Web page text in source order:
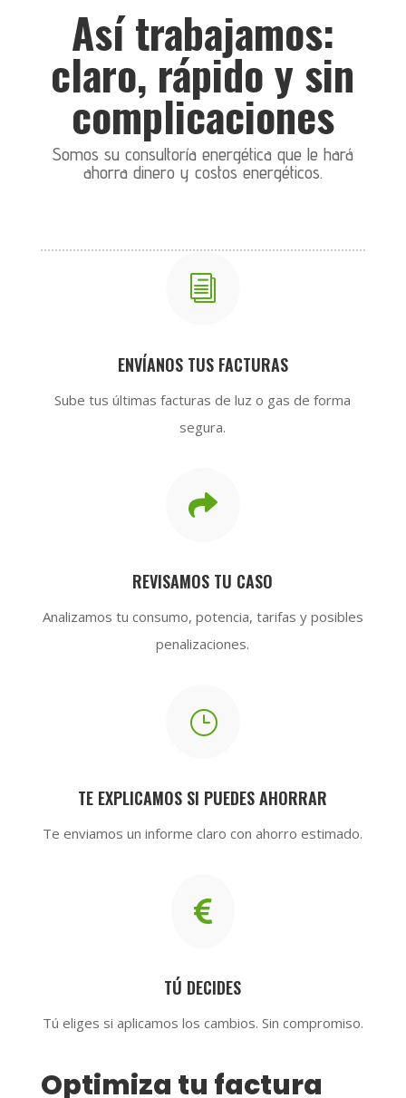
Así trabajamos:
claro, rápido y sin
complicaciones
Somos su consultoría energética que le hará
ahorra dinero y costos energéticos.
i
ENVÍANOS TUS FACTURAS
Sube tus últimas facturas de luz o gas de forma
segura.

REVISAMOS TU CASO
Analizamos tu consumo, potencia, tarifas y posibles
penalizaciones.
}
TE EXPLICAMOS SI PUEDES AHORRAR
Te enviamos un informe claro con ahorro estimado.

TÚ DECIDES
Tú eliges si aplicamos los cambios. Sin compromiso.
Optimiza tu factura